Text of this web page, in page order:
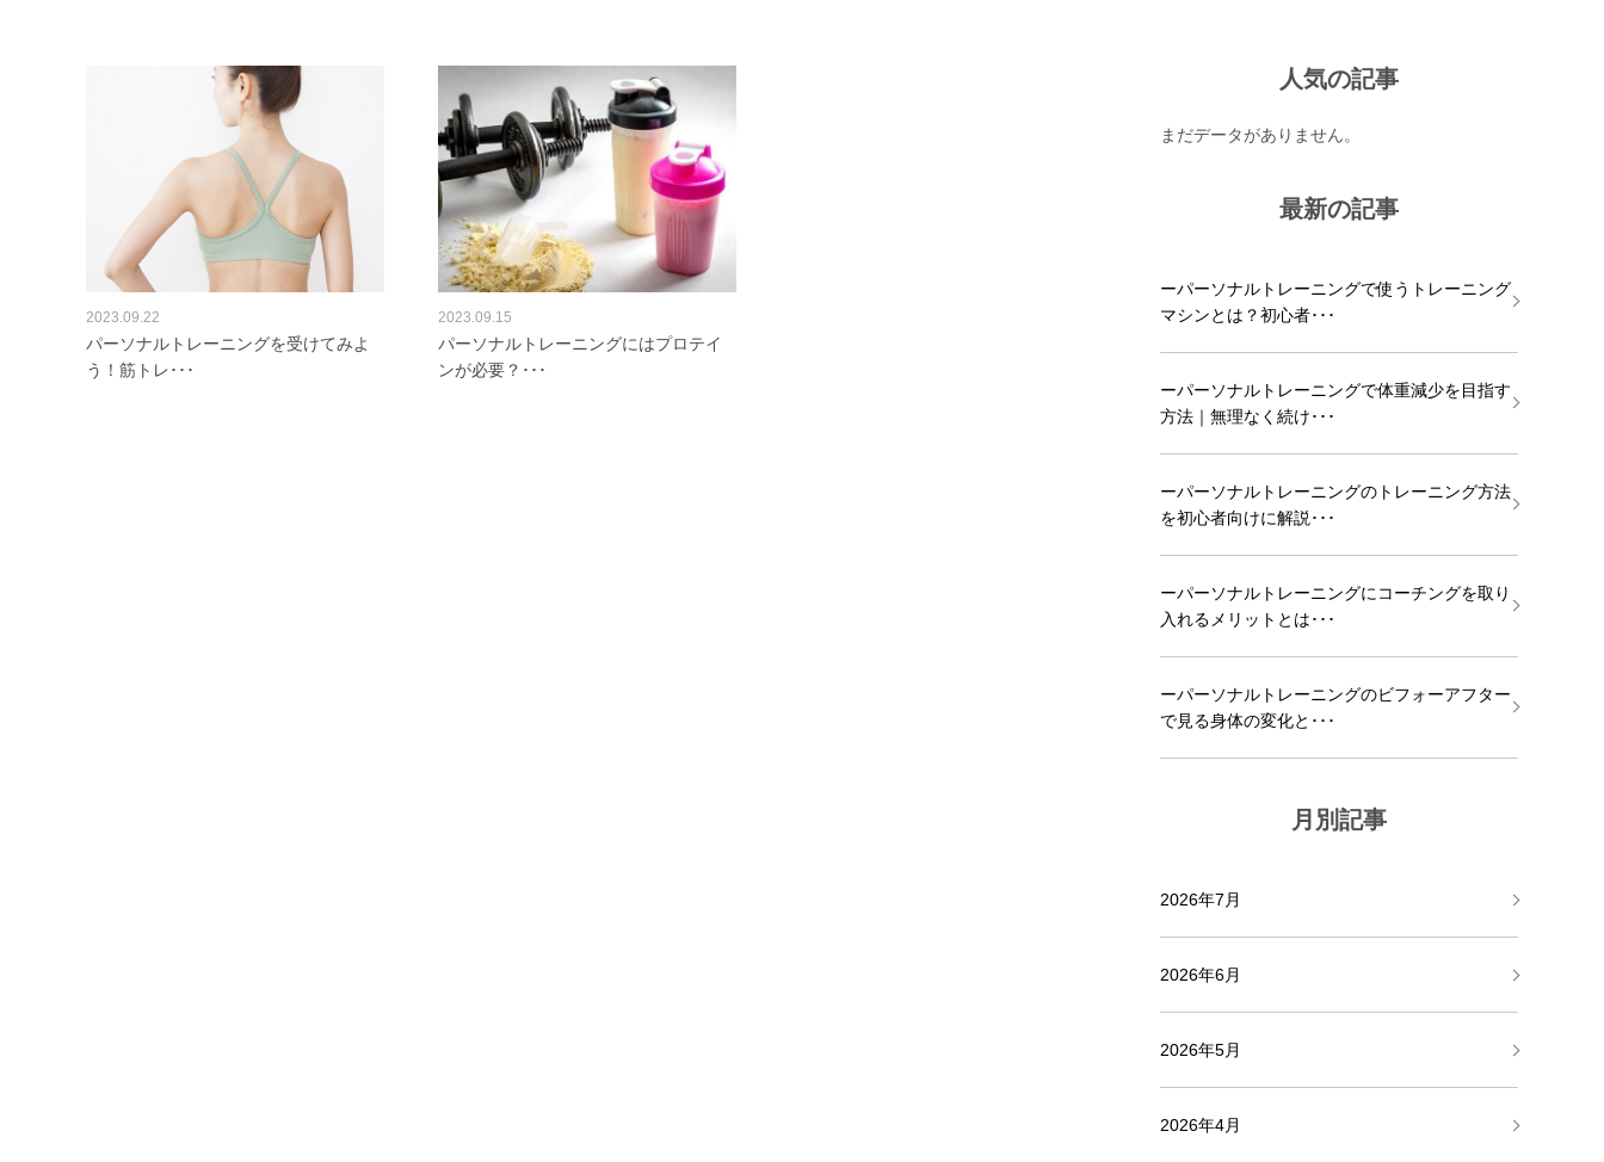
2023.09.22
パーソナルトレーニングを受けてみよ
う！筋トレ･･･
2023.09.15
パーソナルトレーニングにはプロテイ
ンが必要？･･･
人気の記事
まだデータがありません。
最新の記事
ーパーソナルトレーニングで使うトレーニング
マシンとは？初心者･･･
ーパーソナルトレーニングで体重減少を目指す
方法｜無理なく続け･･･
ーパーソナルトレーニングのトレーニング方法
を初心者向けに解説･･･
ーパーソナルトレーニングにコーチングを取り
入れるメリットとは･･･
ーパーソナルトレーニングのビフォーアフター
で見る身体の変化と･･･
月別記事
2026年7月
2026年6月
2026年5月
2026年4月